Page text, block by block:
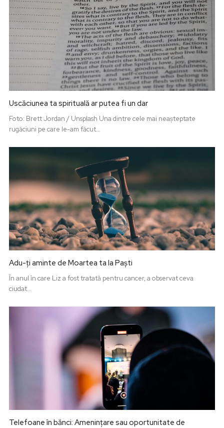
Uscăciunea ta spirituală ar putea fi un dar
Foto: Brett Jordan / Unsplash Una dintre cele mai neașteptate
rugăciuni pe care le-am făcut...
Adu-ți aminte de Moartea ta la Paști
În anul în care Liz a fost tratată pentru cancer, a observat ceva
ciudat...
Telefoane în bănci: Amenințare sau oportunitate de